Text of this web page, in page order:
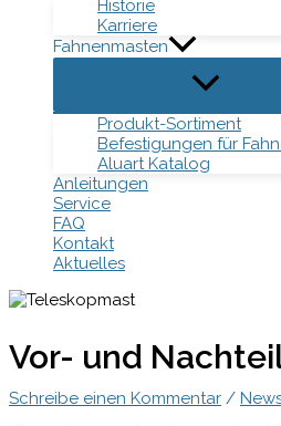
Historie
Karriere
Fahnenmasten
Produkt-Sortiment
Befestigungen für
Aluart Katalog
Anleitungen
Service
FAQ
Kontakt
Aktuelles
Vor- und
Schreibe einen Kommentar /